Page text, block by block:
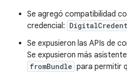
Se agregó compatibilidad
credencial:
Se expusieron las APIs de
Se expusieron más
fromBundle para permitir